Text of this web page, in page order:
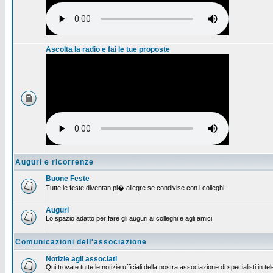
Ascolta la radio e fai le tue proposte
Auguri e ricorrenze
Buone Feste
Tutte le feste diventan pi� allegre se condivise con i colleghi.
Auguri
Lo spazio adatto per fare gli auguri ai colleghi e agli amici.
Comunicazioni dell'associazione
Notizie agli associati
Qui trovate tutte le notizie ufficiali della nostra associazione di specialisti in